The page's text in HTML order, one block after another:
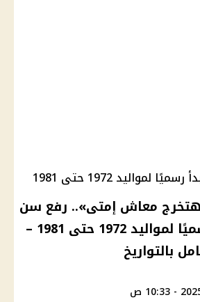
1972 حتى 1981
معاش إمتى».. رفع سن
المعاش يبدأ رسميًا لمواليد 1972 حتى 1981 –
بالتواريخ